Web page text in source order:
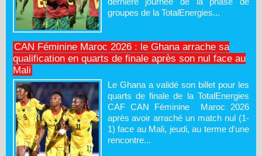
groupes de la TotalEnergies...
CAN Féminine Maroc 2026 : le Ghana arrache sa
qualification en quarts de finale après son nul face au
Mali
Le Ghana a validé son billet pour les
quarts de finale de la TotalEnergies
CAF CAN Féminine Maroc 2026
après avoir arraché un match nul (1-
1) face au Mali, jeudi, au terme d'une
rencontre...